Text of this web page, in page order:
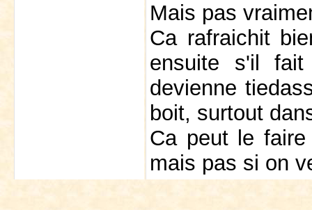
Mais pas
Ca rafraichit
ensuite s'il
devienne
boit, surtout
Ca peut le
mais pas si on